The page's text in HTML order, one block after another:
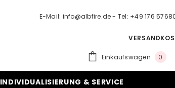
E-Mail: info@albfire.de - Tel: +49 176
Einkaufswagen 0 0
INDIVIDUALISIERUNG & SERVICE